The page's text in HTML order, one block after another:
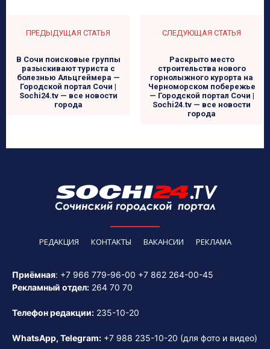
ПРЕДЫДУЩАЯ СТАТЬЯ
В Сочи поисковые группы
разыскивают туриста с
болезнью Альцгеймера —
Городской портал Сочи |
Sochi24.tv — все новости
города
СЛЕДУЮЩАЯ СТАТЬЯ
Раскрыто место
строительства нового
горнолыжного курорта на
Черноморском побережье
— Городской портал Сочи |
Sochi24.tv — все новости
города
РЕДАКЦИЯ КОНТАКТЫ ВАКАНСИИ РЕКЛАМА
Приёмная: +7 966 779-96-00 +7 862 264-00-45
Рекламный отдел: 264 70 70
Телефон редакции: 235-10-20
WhatsApp, Telegram: +7 988 235-10-20 (для фото и видео)